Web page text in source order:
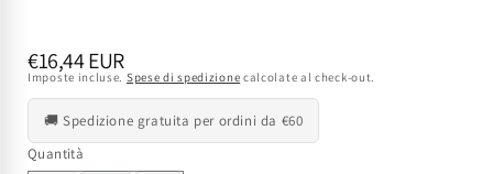
Prezzo
di
listino
€16,44 EUR
Imposte incluse. Spese di spedizione calcolate al check-out.
🚚 Spedizione gratuita per ordini da €60
Quantità
Quantità